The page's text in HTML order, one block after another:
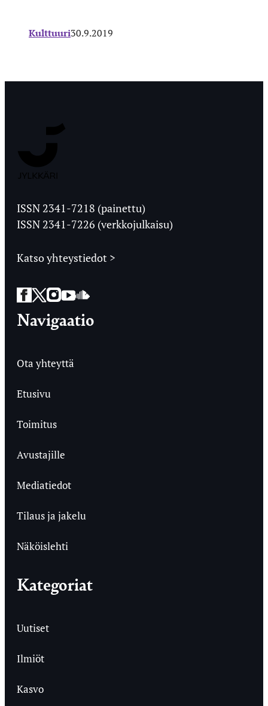
Kulttuuri30.9.2019
Ylioppilaslehti
ISSN 2341-7218 (painettu)
ISSN 2341-7226 (verkkojulkaisu)
Katso yhteystiedot >
Facebook
Twitter
Instagram
YouTube
SoundCloud
Navigaatio
Ota yhteyttä
Etusivu
Toimitus
Avustajille
Mediatiedot
Tilaus ja jakelu
Näköislehti
Kategoriat
Uutiset
Ilmiöt
Kasvo